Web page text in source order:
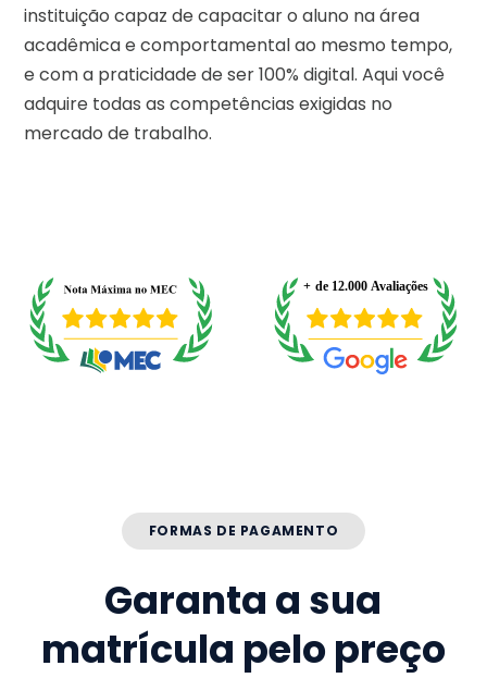
instituição capaz de capacitar o aluno na área
acadêmica e comportamental ao mesmo tempo,
e com a praticidade de ser 100% digital. Aqui você
adquire todas as competências exigidas no
mercado de trabalho.
FORMAS DE PAGAMENTO
Garanta a sua
matrícula pelo preço